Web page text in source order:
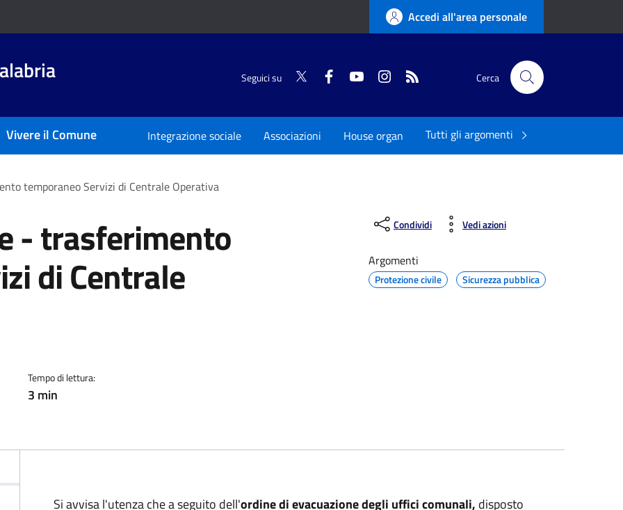
Accedi all'area personale
Seguici su Twitter FacebookYouTubeInstagram Cerca
Vivere il Comune Integrazione sociale Associazioni House organ Tutti gli argomenti
temporaneo Servizi di Centrale Operativa
- trasferimento
di Centrale
Tempo di lettura:
3 min
Condividi Vedi azioni
Argomenti
Protezione civile Sicurezza pubblica
Si avvisa l'utenza che a seguito dell'ordine di evacuazione degli uffici comunali, disposto